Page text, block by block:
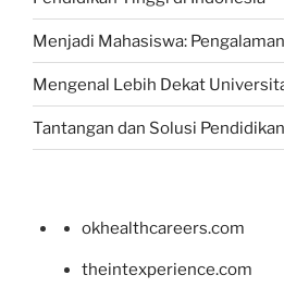
Menjadi Mahasiswa:
Mengenal Lebih Dekat
Tantangan dan Solusi
okhealthcareers.com
theintexperience.com